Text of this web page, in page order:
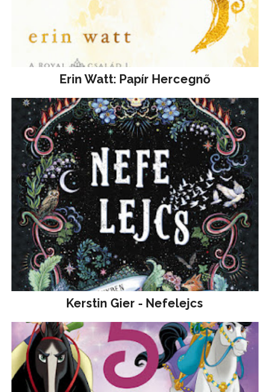
Erin Watt: Papír Hercegnő
Kerstin Gier - Nefelejcs